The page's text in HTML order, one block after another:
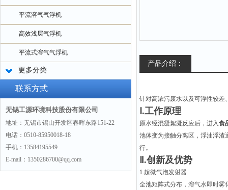
平流溶气气浮机
高效浅层气浮机
平流式溶气气浮机
更多分类
联系方式
无锡工源环境科技股份有限公司
地址：无锡市锡山开发区春晖东路151-22
电话：0510-85950018-18
手机：13584195549
E-mail：1350286700@qq.com
产品介绍：
针对高浓污废水以及可浮性较差
Ⅰ.工作原理
原水经混凝絮凝反应后，进入食
池体变为接触分离区，浮油浮渣
行。
Ⅱ.创新及优势
1.超微气泡发射器
全池矩阵式分布，溶气水即时雾